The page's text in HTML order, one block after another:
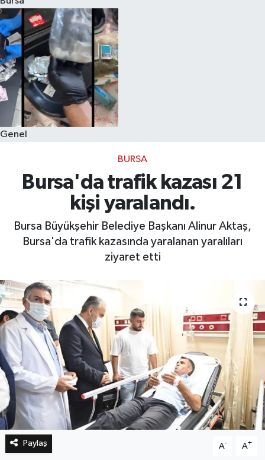
Genel
BURSA
Bursa'da trafik kazası 21
kişi yaralandı.
Bursa Büyükşehir Belediye Başkanı Alinur Aktaş,
Bursa'da trafik kazasında yaralanan yaralıları
ziyaret etti
Paylaş A- A+
Eğitim
Sağlık
Dünya
Magazin
Kültür & Sanat
Teknoloji
Bilim
Bilim, Teknoloji